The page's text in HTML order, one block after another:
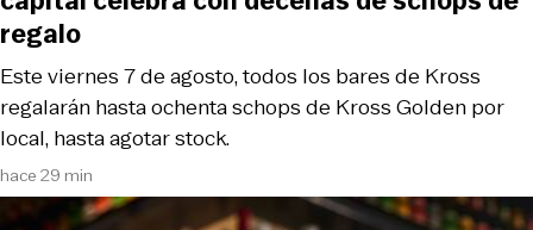
hace 29 min
Este viernes 7 de agosto, todos los bares de Kross
regalarán hasta ochenta schops de Kross Golden por
local, hasta agotar stock.
regalo